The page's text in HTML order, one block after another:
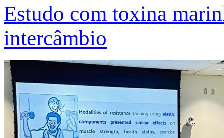
Estudo com toxina
intercâmbio